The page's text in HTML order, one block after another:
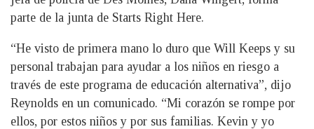
parte de la junta de Starts Right Here.
“He visto de primera mano lo duro que Will Keeps y su
personal trabajan para ayudar a los niños en riesgo a
través de este programa de educación alternativa”, dijo
Reynolds en un comunicado. “Mi corazón se rompe por
ellos, por estos niños y por sus familias. Kevin y yo